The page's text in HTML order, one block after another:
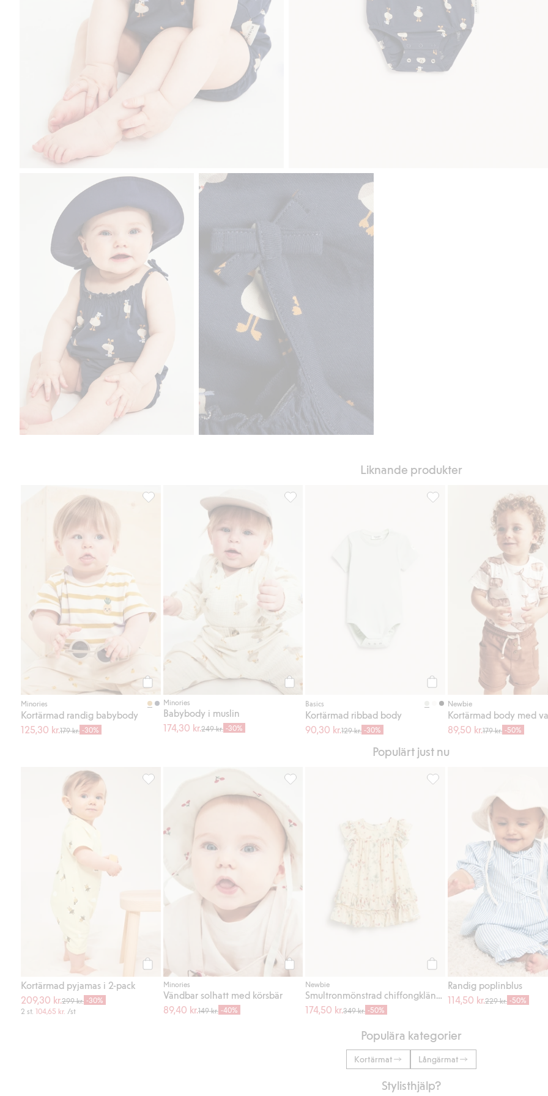
Liknande produkter
Köp
Minories
Kortärmad randig babybody
125,30 kr.179 kr. -30%
Kortärmad randig babybody, Lägg till i favoriter
Köp
Minories
Babybody i muslin
174,30 kr.249 kr. -30%
Basics
Kortärmad ribbad body
90,30 kr.129 kr. -30%
Kortärmad ribbad body,
Newbie
Kortärmad body med
89,50 kr.179 kr. -50%
Populärt just nu
Kortärmad pyjamas i 2-pack
209,30 kr.299 kr. -30%
2 st. 104,65 kr. /st
Kortärmad pyjamas i 2-pack, Lägg till i favoriter
Köp
Minories
Vändbar solhatt med körsbär
89,40 kr.149 kr. -40%
Newbie
Smultronmönstrad chiffongklänning
174,50 kr.349 kr. -50%
Smultronmönstrad
Randig poplinblus
114,50 kr.229 kr. -50%
Populära kategorier
Kortärmat Långärmat
Stylisthjälp?